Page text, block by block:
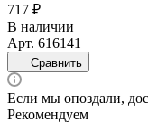
717 ₽
В наличии
Арт. 616141
Сравнить
Если мы опоздали,
Рекомендуем